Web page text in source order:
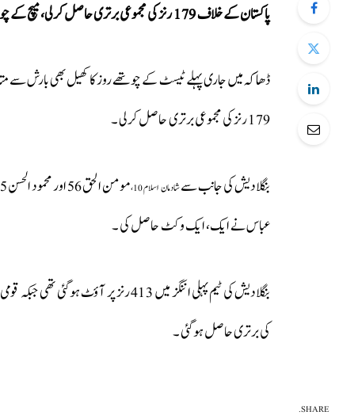
پاکستان کے خلاف 179 رنز کی مجموعی برتری حاصل کرلی، میچ کے چوتھے روز 3 گھنٹے کا کھیل بارش سے متاثرہ ہوا ۔
179 رنز کی مجموعی برتری حاصل کرلی ۔
بنگلادیش کی جانب سےشادمان اسلام 10،
عباس نے ایک، ایک وکٹ حاصل کی ۔
کی برتری حاصل ہو گئی ۔
SHARE.